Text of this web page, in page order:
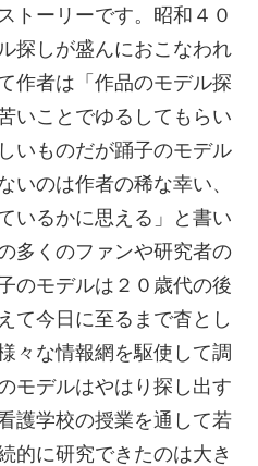
トーリーです。昭和４０
探しが盛んにおこなわれ
作者は「作品のモデル探
いことでゆるしてもらい
いものだが踊子のモデル
いのは作者の稀な幸い、
いるかに思える」と書い
多くのファンや研究者の
のモデルは２０歳代の後
て今日に至るまで杳とし
々な情報網を駆使して調
モデルはやはり探し出す
護学校の授業を通して若
的に研究できたのは大き